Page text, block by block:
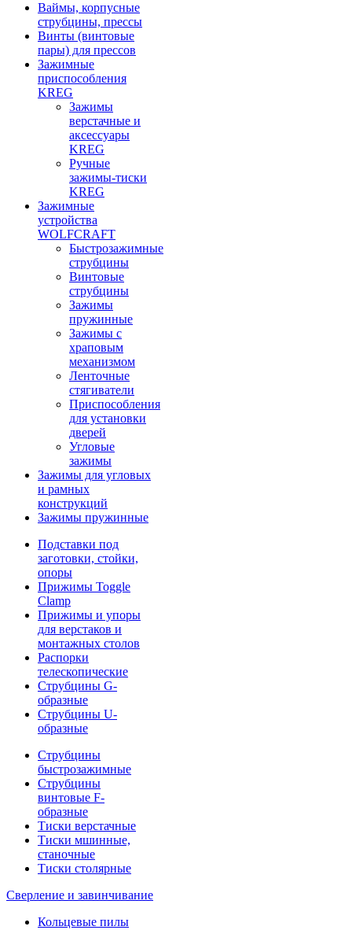
Ваймы, корпусные
струбцины, прессы
Винты (винтовые
пары) для прессов
Зажимные
приспособления
KREG
Зажимы
верстачные и
аксессуары
KREG
Ручные
зажимы-тиски
KREG
Зажимные
устройства
WOLFCRAFT
Быстрозажимные
струбцины
Винтовые
струбцины
Зажимы
пружинные
Зажимы с
храповым
механизмом
Ленточные
стягиватели
Приспособления
для установки
дверей
Угловые
зажимы
Зажимы для угловых
и рамных
конструкций
Зажимы пружинные
Подставки под
заготовки, стойки,
опоры
Прижимы Toggle
Clamp
Прижимы и упоры
для верстаков и
монтажных столов
Распорки
телескопические
Струбцины G-
образные
Струбцины U-
образные
Струбцины
быстрозажимные
Струбцины
винтовые F-
образные
Тиски верстачные
Тиски мшинные,
станочные
Тиски столярные
Сверление и завинчивание
Кольцевые пилы